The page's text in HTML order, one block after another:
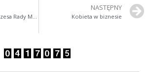
Stypendystki Prezesa Rady Ministrów
NASTĘPNY
Kobieta w biznesie